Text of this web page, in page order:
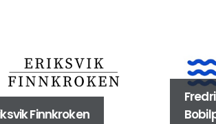
Finnkroken